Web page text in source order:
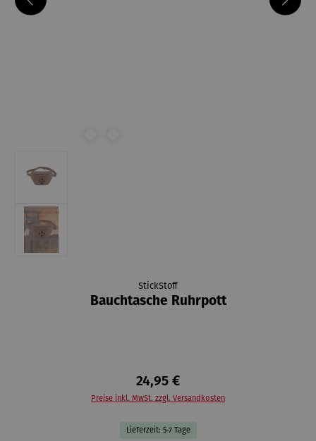
StickStoff
Bauchtasche Ruhrpott
24,95 €
Preise inkl. MwSt. zzgl. Versandkosten
Lieferzeit: 5-7 Tage